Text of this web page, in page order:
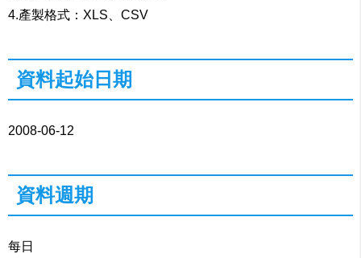
4.產製格式：XLS、CSV
資料起始日期
2008-06-12
資料週期
每日